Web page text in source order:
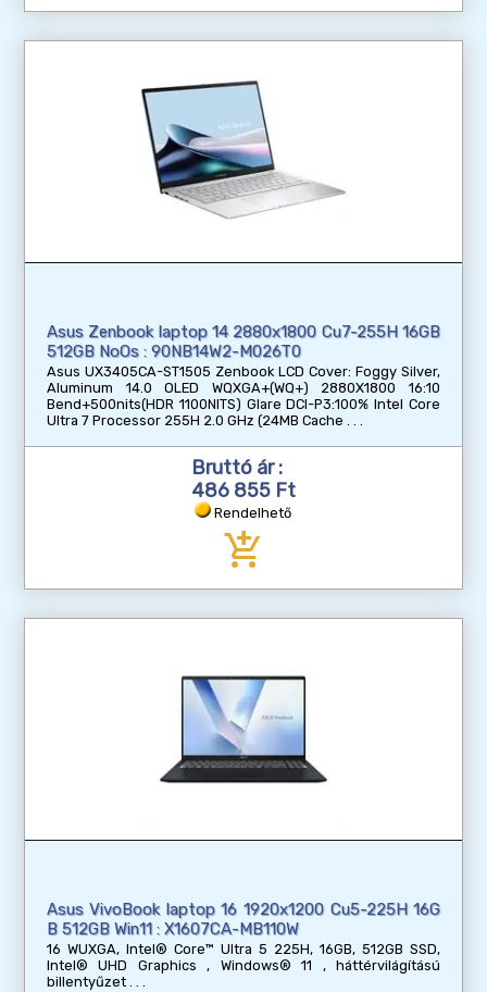
Asus Zenbook laptop 14 2880x1800 Cu7-255H 16GB
512GB NoOs : 90NB14W2-M026T0
Asus UX3405CA-ST1505 Zenbook LCD Cover: Foggy Silver,
Aluminum 14.0 OLED WQXGA+(WQ+) 2880X1800 16:10
Bend+500nits(HDR 1100NITS) Glare DCI-P3:100% Intel Core
Ultra 7 Processor 255H 2.0 GHz (24MB Cache
Bruttó ár :
486 855 Ft
Rendelhető
add_shopping_cart
Asus VivoBook laptop 16 1920x1200 Cu5-225H 16G
B 512GB Win11 : X1607CA-MB110W
16 WUXGA, Intel® Core™ Ultra 5 225H, 16GB, 512GB SSD,
Intel® UHD Graphics , Windows® 11 , háttérvilágítású
billentyűzet